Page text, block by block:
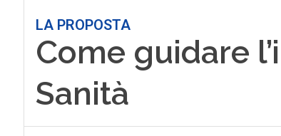
LA PROPOSTA
Come guidare
Sanità